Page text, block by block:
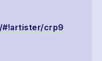
#!artister/crp9